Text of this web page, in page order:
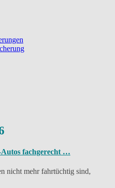
Autos fachgerecht …
nicht mehr fahrtüchtig sind,